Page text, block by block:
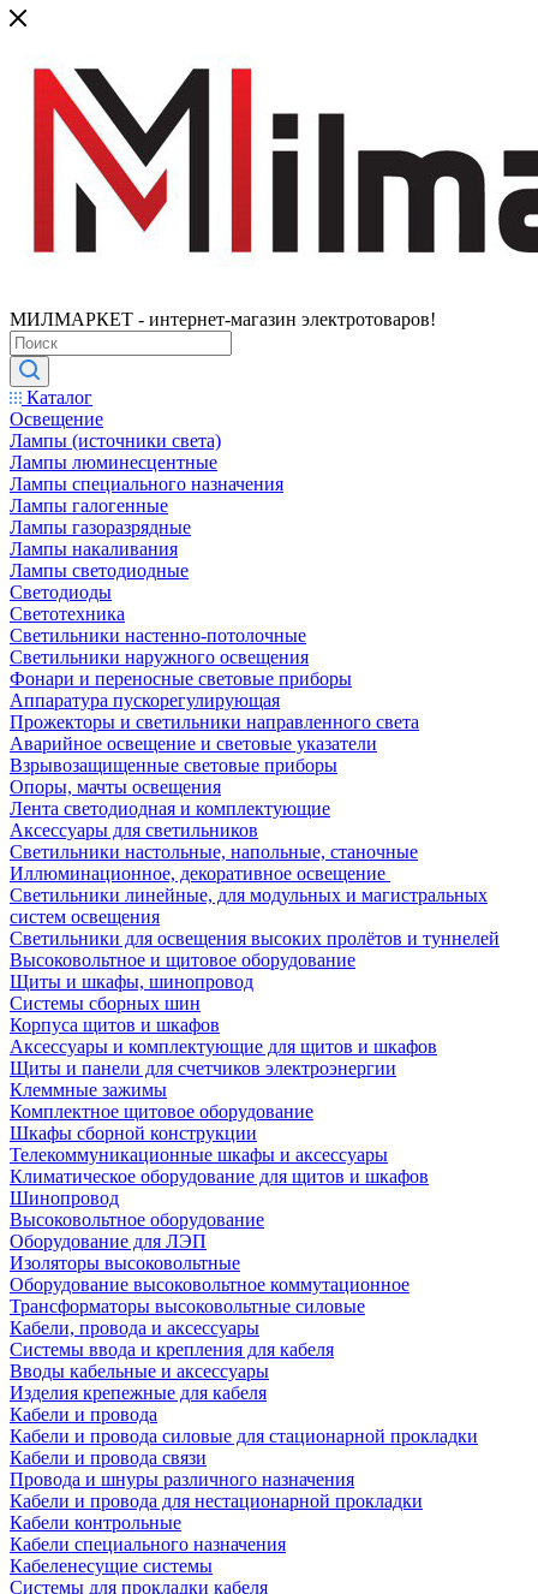
МИЛМАРКЕТ - интернет-магазин электротоваров!
Каталог
Освещение
Лампы (источники света)
Лампы люминесцентные
Лампы специального назначения
Лампы галогенные
Лампы газоразрядные
Лампы накаливания
Лампы светодиодные
Светодиоды
Светотехника
Светильники настенно-потолочные
Светильники наружного освещения
Фонари и переносные световые приборы
Аппаратура пускорегулирующая
Прожекторы и светильники направленного света
Аварийное освещение и световые указатели
Взрывозащищенные световые приборы
Опоры, мачты освещения
Лента светодиодная и комплектующие
Аксессуары для светильников
Светильники настольные, напольные, станочные
Иллюминационное, декоративное освещение
Светильники линейные, для модульных и магистральных
систем освещения
Светильники для освещения высоких пролётов и туннелей
Высоковольтное и щитовое оборудование
Щиты и шкафы, шинопровод
Системы сборных шин
Корпуса щитов и шкафов
Аксессуары и комплектующие для щитов и шкафов
Щиты и панели для счетчиков электроэнергии
Клеммные зажимы
Комплектное щитовое оборудование
Шкафы сборной конструкции
Телекоммуникационные шкафы и аксессуары
Климатическое оборудование для щитов и шкафов
Шинопровод
Высоковольтное оборудование
Оборудование для ЛЭП
Изоляторы высоковольтные
Оборудование высоковольтное коммутационное
Трансформаторы высоковольтные силовые
Кабели, провода и аксессуары
Системы ввода и крепления для кабеля
Вводы кабельные и аксессуары
Изделия крепежные для кабеля
Кабели и провода
Кабели и провода силовые для стационарной прокладки
Кабели и провода связи
Провода и шнуры различного назначения
Кабели и провода для нестационарной прокладки
Кабели контрольные
Кабели специального назначения
Кабеленесущие системы
Системы для прокладки кабеля